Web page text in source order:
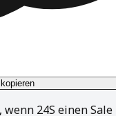
24S einen Sale